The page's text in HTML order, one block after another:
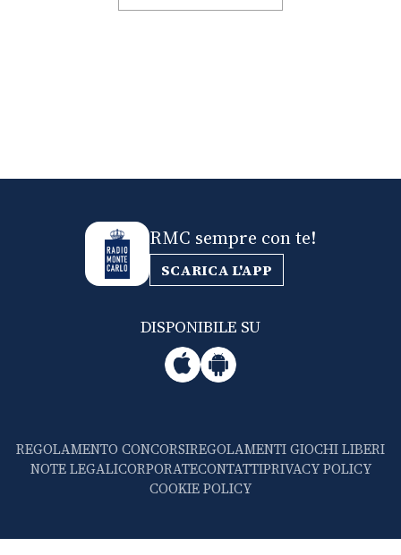
RMC sempre con te!
SCARICA L'APP
DISPONIBILE SU
REGOLAMENTO CONCORSIREGOLAMENTI GIOCHI LIBERI
NOTE LEGALICORPORATECONTATTIPRIVACY POLICY
COOKIE POLICY